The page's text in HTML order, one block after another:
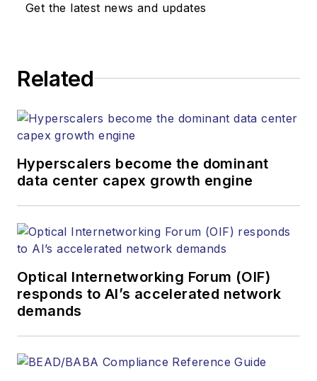
Get the latest news and updates
Related
Hyperscalers become the dominant
data center capex growth engine
Optical Internetworking Forum (OIF)
responds to AI’s accelerated network
demands